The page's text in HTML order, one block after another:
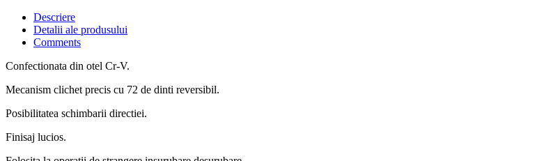
Descriere
Detalii ale produsului
Comments
Confectionata din otel Cr-V.
Mecanism clichet precis cu 72 de dinti reversibil.
Posibilitatea schimbarii directiei.
Finisaj lucios.